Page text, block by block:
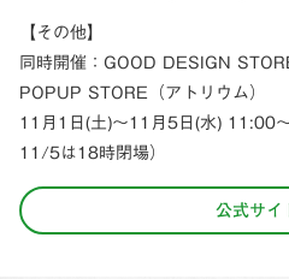
【その他】
同時開催：GOOD DESIGN
POPUP STORE（アトリウム）
11月1日(土)〜11月5日(水) 11:00
11/5は18時閉場）
公式サイ